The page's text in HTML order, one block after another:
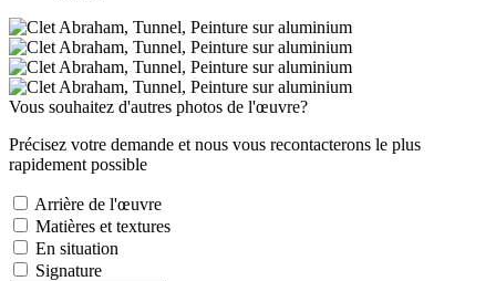
Vous souhaitez d'autres photos de l'œuvre?
Précisez votre demande et nous vous recontacterons le plus
rapidement possible
Arrière de l'œuvre
Matières et textures
En situation
Signature